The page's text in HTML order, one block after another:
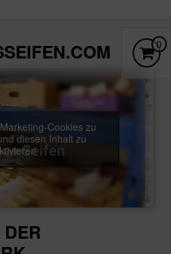
Cookies zu
diesen Inhalt zu
0
ES